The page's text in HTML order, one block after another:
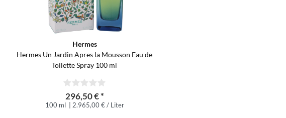
Hermes
Hermes Un Jardin Apres la Mousson Eau de
Toilette Spray 100 ml
296,50 € *
100 ml | 2.965,00 € / Liter